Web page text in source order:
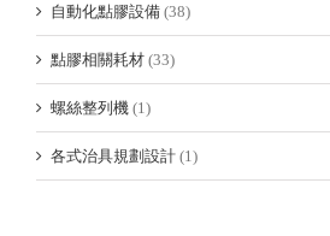
自動化點膠設備 (38)
點膠相關耗材 (33)
螺絲整列機 (1)
各式治具規劃設計 (1)